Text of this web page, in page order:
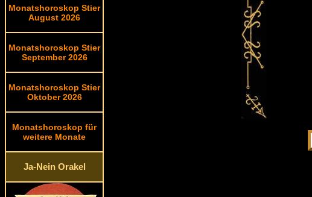
Monatshoroskop Stier
August 2026
Monatshoroskop Stier
September 2026
Monatshoroskop Stier
Oktober 2026
Monatshoroskop für
weitere Monate
Ja-Nein Orakel